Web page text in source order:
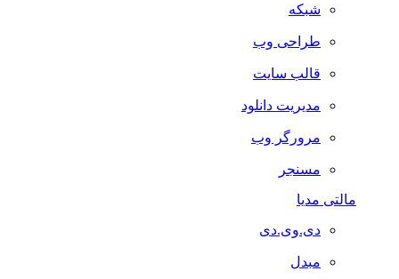
شبکه
طراحی وب
قالب سایت
مدیریت دانلود
مرورگر وب
مسنجر
مالتی مدیا
دی.وی.دی
مبدل